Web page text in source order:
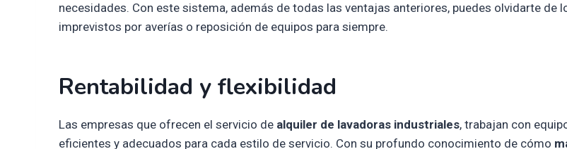
necesidades. Con este sistema, además de todas las ventajas anteriores, puedes olvidarte de
imprevistos por averías o reposición de equipos para siempre.
Rentabilidad y flexibilidad
Las empresas que ofrecen el servicio de alquiler de lavadoras industriales, trabajan con
eficientes y adecuados para cada estilo de servicio. Con su profundo conocimiento de cómo